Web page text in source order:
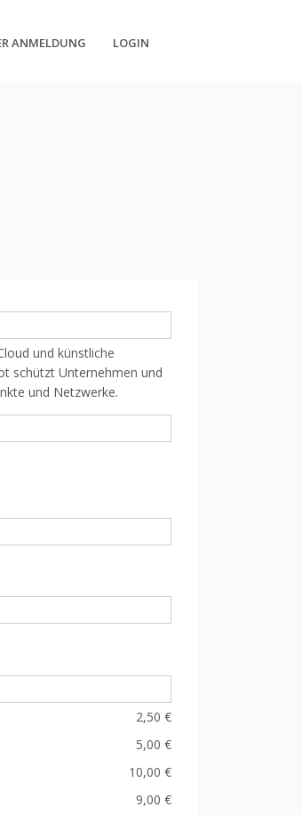
ANMELDUNG LOGIN
und künstliche
schützt Unternehmen und
und Netzwerke.
2,50 €
5,00 €
10,00 €
9,00 €